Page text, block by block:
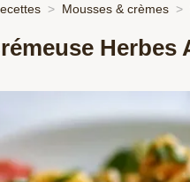
Mousses & crèmes
Herbes